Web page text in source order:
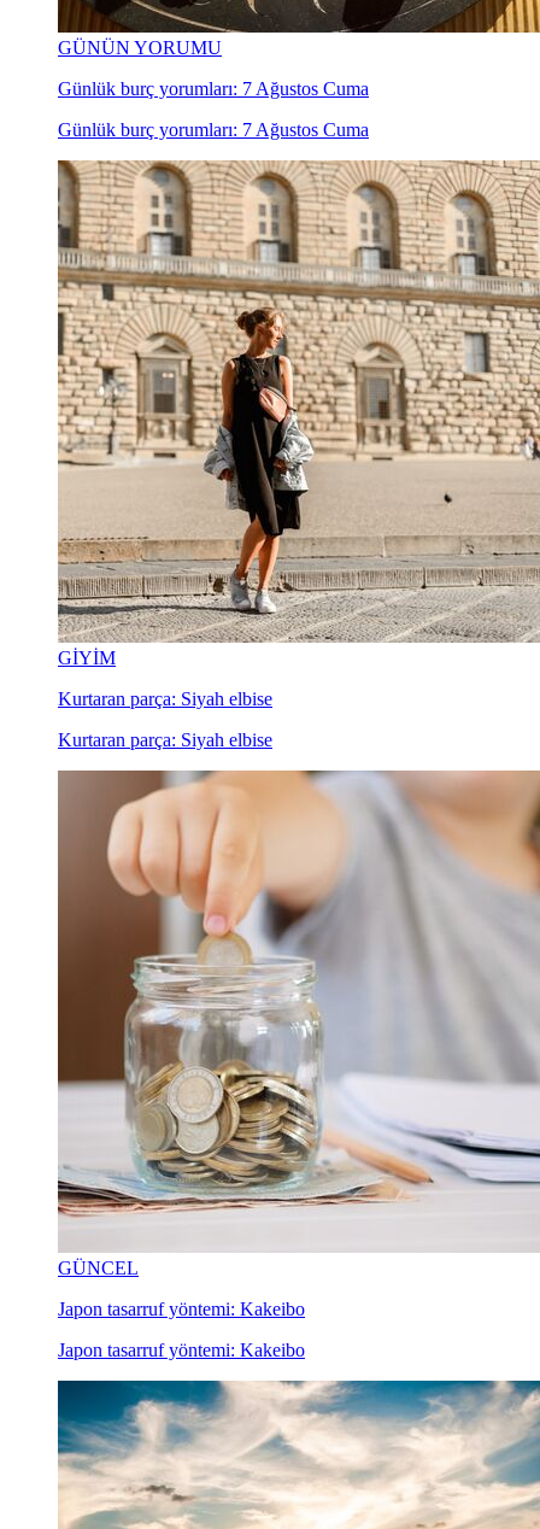
GÜNÜN YORUMU
Günlük burç yorumları: 7 Ağustos Cuma
Günlük burç yorumları: 7 Ağustos Cuma
GİYİM
Kurtaran parça: Siyah elbise
Kurtaran parça: Siyah elbise
GÜNCEL
Japon tasarruf yöntemi: Kakeibo
Japon tasarruf yöntemi: Kakeibo